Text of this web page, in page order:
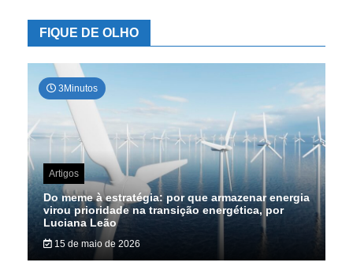
FIQUE DE OLHO
3Minutos
Artigos
Do meme à estratégia: por que armazenar energia
virou prioridade na transição energética, por
Luciana Leão
15 de maio de 2026